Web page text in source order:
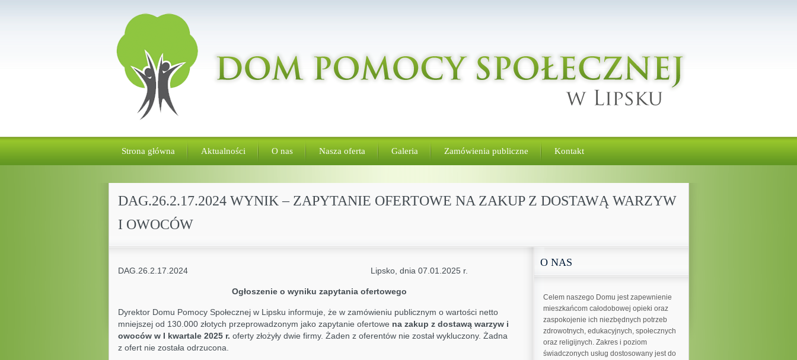
Strona główna Aktualności O nas Nasza oferta Galeria Zamówienia publiczne Kontakt
DAG.26.2.17.2024 WYNIK – ZAPYTANIE OFERTOWE NA ZAKUP Z DOSTAWĄ WARZYW
I OWOCÓW
O NAS
Celem naszego Domu jest zapewnienie
mieszkańcom całodobowej opieki oraz
zaspokojenie ich niezbędnych potrzeb
zdrowotnych, edukacyjnych, społecznych
oraz religijnych. Zakres i poziom
świadczonych usług dostosowany jest do
DAG.26.2.17.2024 Lipsko, dnia 07.01.2025 r.
Ogłoszenie o wyniku zapytania ofertowego
Dyrektor Domu Pomocy Społecznej w Lipsku informuje, że w zamówieniu publicznym o wartości netto
mniejszej od 130.000 złotych przeprowadzonym jako zapytanie ofertowe na zakup z dostawą warzyw i
owoców w I kwartale 2025 r. oferty złożyły dwie firmy. Żaden z oferentów nie został wykluczony. Żadna
z ofert nie została odrzucona.